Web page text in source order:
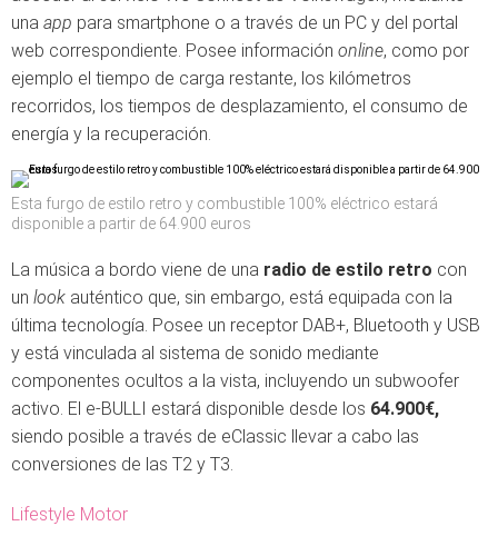
una app para smartphone o a través de un PC y del portal
web correspondiente. Posee información online, como por
ejemplo el tiempo de carga restante, los kilómetros
recorridos, los tiempos de desplazamiento, el consumo de
energía y la recuperación.
Esta furgo de estilo retro y combustible 100% eléctrico estará
disponible a partir de 64.900 euros
La música a bordo viene de una radio de estilo retro con
un look auténtico que, sin embargo, está equipada con la
última tecnología. Posee un receptor DAB+, Bluetooth y USB
y está vinculada al sistema de sonido mediante
componentes ocultos a la vista, incluyendo un subwoofer
activo. El e-BULLI estará disponible desde los 64.900€,
siendo posible a través de eClassic llevar a cabo las
conversiones de las T2 y T3.
Lifestyle Motor